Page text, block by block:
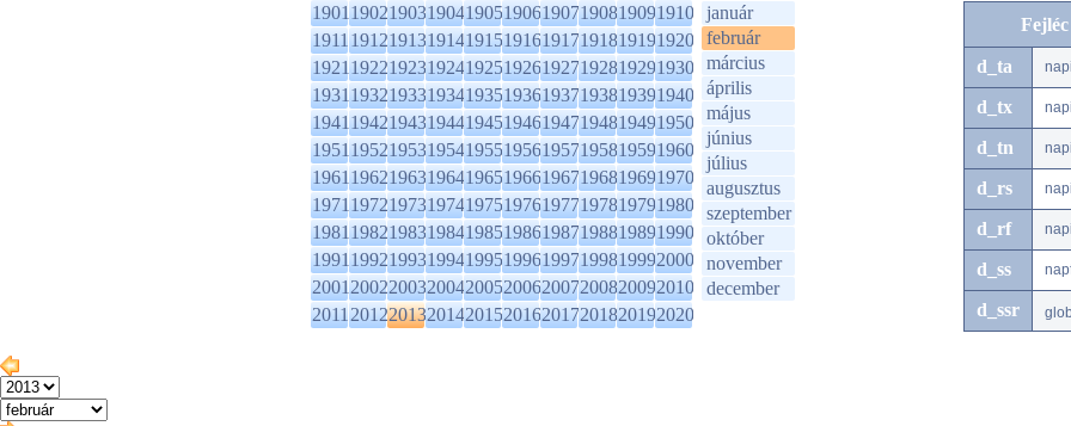
1901190219031904190519061907190819091910
1911191219131914191519161917191819191920
1921192219231924192519261927192819291930
1931193219331934193519361937193819391940
1941194219431944194519461947194819491950
1951195219531954195519561957195819591960
1961196219631964196519661967196819691970
1971197219731974197519761977197819791980
1981198219831984198519861987198819891990
1991199219931994199519961997199819992000
2001200220032004200520062007200820092010
2011201220132014201520162017201820192020
január
február
március
április
május
június
július
augusztus
szeptember
október
november
december
d_ta
d_tx
d_tn
d_rs
d_rf
d_ss
d_ssr